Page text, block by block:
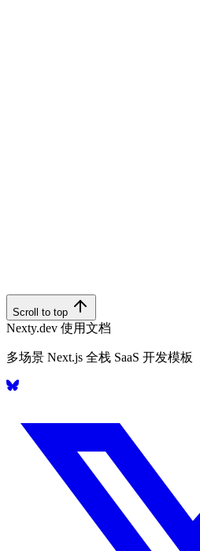
Scroll to top
Nexty.dev 使用文档
多场景 Next.js 全栈 SaaS 开发模板